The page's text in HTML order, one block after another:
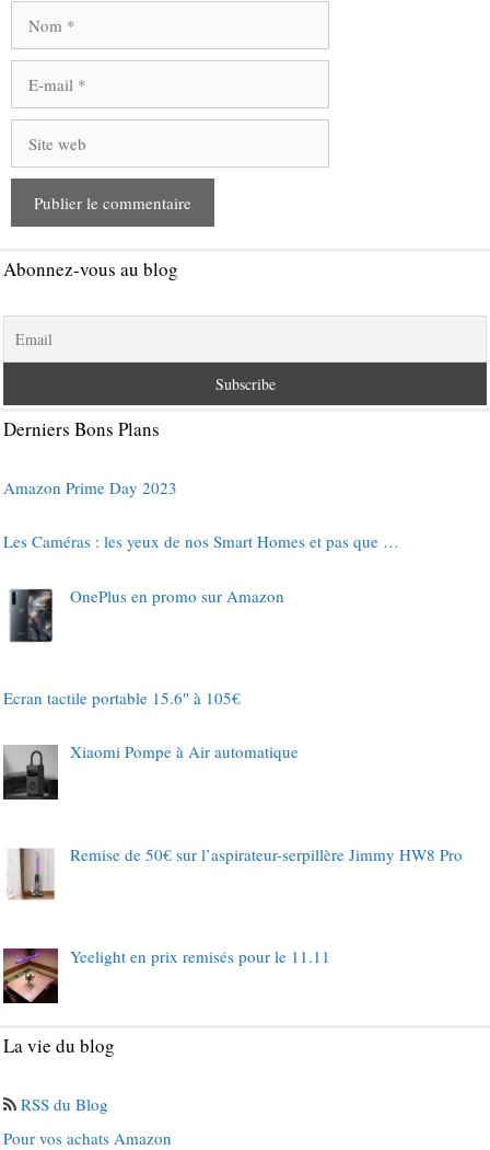
mail
web
Abonnez-vous au blog
Derniers Bons Plans
Amazon Prime Day 2023
Les Caméras : les yeux de nos Smart Homes et pas que …
OnePlus en promo sur Amazon
Ecran tactile portable 15.6″ à 105€
Xiaomi Pompe à Air automatique
Remise de 50€ sur l’aspirateur-serpillère Jimmy HW8 Pro
Yeelight en prix remisés pour le 11.11
La vie du blog
RSS du Blog
Pour vos achats Amazon